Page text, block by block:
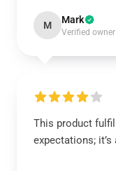
M Mark
Verified owner
This product
expectations;